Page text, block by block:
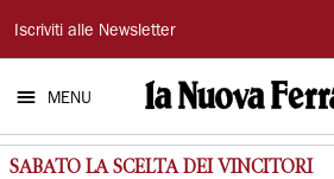
La
Nuova
Ferrara
Iscriviti alle Newsletter
MENU
SABATO LA SCELTA DEI VINCITORI